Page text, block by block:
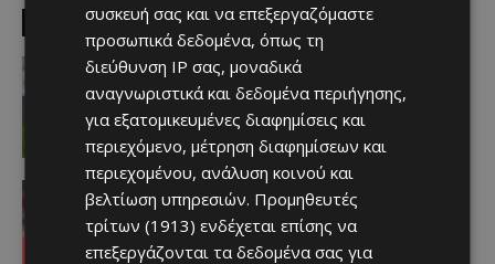
EDITOR PICKS
Αθλητικά - Επικαιρότητα
Παραμένει ο Ενρίκες – Παίρνει και
Χάιρο
Afentiko - 06/08/2026
Απόλλων
Τι ισχύει με Κονομή
Afentiko - 06/08/2026
συσκευή σας και να επεξεργαζόμαστε
προσωπικά δεδομένα, όπως τη
διεύθυνση IP σας, μοναδικά
αναγνωριστικά και δεδομένα περιήγησης,
για εξατομικευμένες διαφημίσεις και
περιεχόμενο, μέτρηση διαφημίσεων και
περιεχομένου, ανάλυση κοινού και
βελτίωση υπηρεσιών. Προμηθευτές
τρίτων (1913) ενδέχεται επίσης να
επεξεργάζονται τα δεδομένα σας για